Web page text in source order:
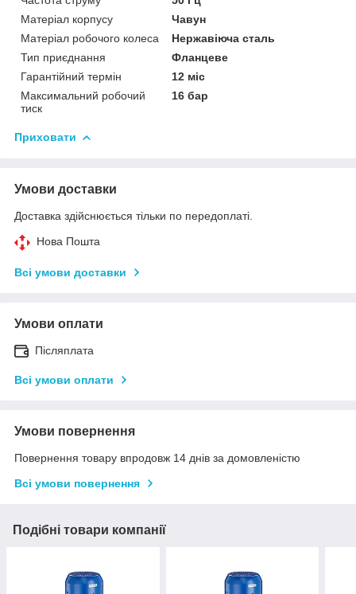
Матеріал корпусу
Чавун
Матеріал робочого колеса
Нержавіюча сталь
Тип приєднання
Фланцеве
Гарантійний термін
12 міс
Максимальний робочий
тиск
16 бар
Приховати
Умови доставки
Доставка здійснюється тільки по передоплаті.
Нова Пошта
Всі умови доставки
Умови оплати
Післяплата
Всі умови оплати
Умови повернення
Повернення товару впродовж 14 днів за домовленістю
Всі умови повернення
Подібні товари компанії